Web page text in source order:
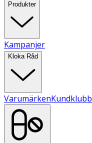
Produkter
Kampanjer
Kloka Råd
VarumärkenKundklubb